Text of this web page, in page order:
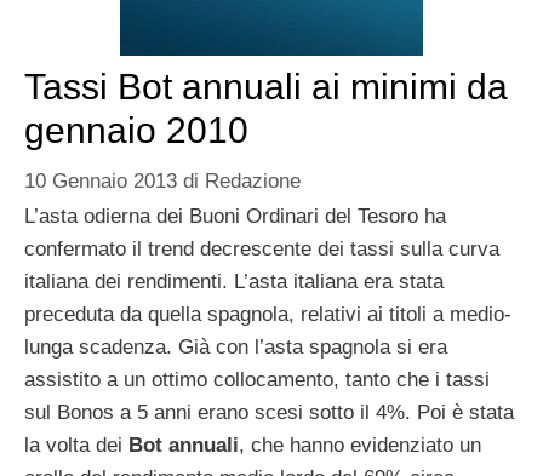
Tassi Bot annuali ai minimi da
gennaio 2010
10 Gennaio 2013 di Redazione
L’asta odierna dei Buoni Ordinari del Tesoro ha
confermato il trend decrescente dei tassi sulla curva
italiana dei rendimenti. L’asta italiana era stata
preceduta da quella spagnola, relativi ai titoli a medio-
lunga scadenza. Già con l’asta spagnola si era
assistito a un ottimo collocamento, tanto che i tassi
sul Bonos a 5 anni erano scesi sotto il 4%. Poi è stata
la volta dei Bot annuali, che hanno evidenziato un